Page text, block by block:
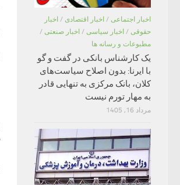
اخبار اجتماعی / اخبار اقتصادی / اخبار
حقوقی / اخبار سیاسی / اخبار صنعتی /
مطبوعات و رسانه ها
یک کارشناس بانکی در گفت و گو
با ایرنا: بدون اصلاح سیاست‌های
کلان، بانک مرکزی به تنهایی قادر
به مهار تورم نیست
مرداد 16, 1405